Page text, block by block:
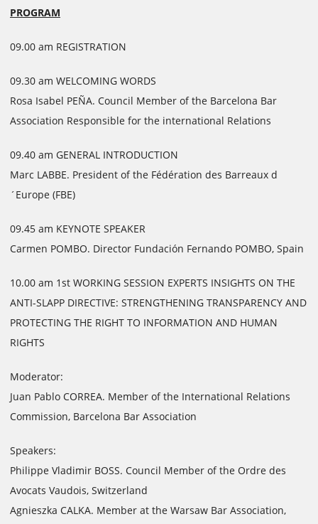
PROGRAM
09.00 am REGISTRATION
09.30 am WELCOMING WORDS
Rosa Isabel PEÑA. Council Member of the Barcelona Bar
Association Responsible for the international Relations
09.40 am GENERAL INTRODUCTION
Marc LABBE. President of the Fédération des Barreaux d
´Europe (FBE)
09.45 am KEYNOTE SPEAKER
Carmen POMBO. Director Fundación Fernando POMBO, Spain
10.00 am 1st WORKING SESSION EXPERTS INSIGHTS ON THE
ANTI-SLAPP DIRECTIVE: STRENGTHENING TRANSPARENCY AND
PROTECTING THE RIGHT TO INFORMATION AND HUMAN
RIGHTS
Moderator:
Juan Pablo CORREA. Member of the International Relations
Commission, Barcelona Bar Association
Speakers:
Philippe Vladimir BOSS. Council Member of the Ordre des
Avocats Vaudois, Switzerland
Agnieszka CALKA. Member at the Warsaw Bar Association,